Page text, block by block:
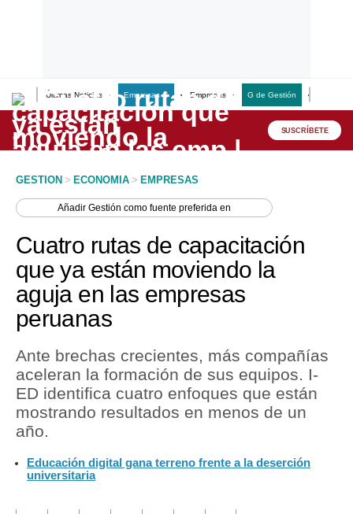
Últimas Noticias Empresas G Empresas G de Gestión
Lo último
Peru Quiosco
Economía
Mercados
Perú
Política
Tu Dinero
Finanzas Personales
Plus G
Opinión
SUSCRÍBETE
GESTION > ECONOMIA > EMPRESAS
AñadirGestión como fuente preferida en
Cuatro rutas de capacitación
que ya están moviendo la
aguja en las empresas
peruanas
Ante brechas crecientes, más compañías
aceleran la formación de sus equipos. I-
ED identifica cuatro enfoques que están
mostrando resultados en menos de un
año.
Educación digital gana terreno frente a la deserción
universitaria